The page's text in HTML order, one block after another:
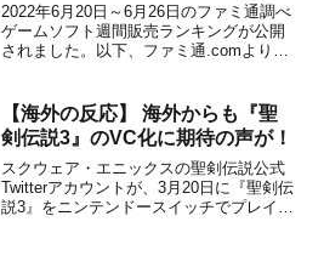
2022年6月20日～6月26日のファミ通調べ
ゲームソフト週間販売ランキングが公開
されました。以下、ファミ通.comより。
風花雪月97538本（累計97538本）／コー
エーテクモゲームス／202...
【海外の反応】 海外からも『聖
剣伝説3』のVC化に期待の声が！
スクウェア・エニックスの聖剣伝説公式
Twitterアカウントが、3月20日に『聖剣伝
説3』をニンテンドースイッチでプレイす